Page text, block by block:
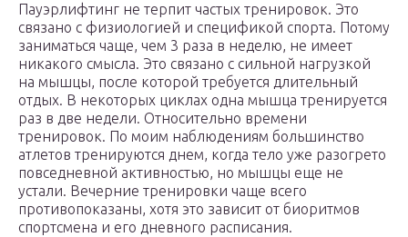
Пауэрлифтинг не терпит частых тренировок. Это
связано с физиологией и спецификой спорта. Потому
заниматься чаще, чем 3 раза в неделю, не имеет
никакого смысла. Это связано с сильной нагрузкой
на мышцы, после которой требуется длительный
отдых. В некоторых циклах одна мышца тренируется
раз в две недели. Относительно времени
тренировок. По моим наблюдениям большинство
атлетов тренируются днем, когда тело уже разогрето
повседневной активностью, но мышцы еще не
устали. Вечерние тренировки чаще всего
противопоказаны, хотя это зависит от биоритмов
спортсмена и его дневного расписания.